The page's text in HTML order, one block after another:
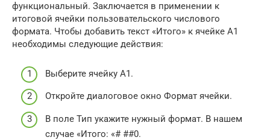
функциональный. Заключается в применении к
итоговой ячейки пользовательского числового
формата. Чтобы добавить текст «Итого» к ячейке A1
необходимы следующие действия:
Выберите ячейку A1.
Откройте диалоговое окно Формат ячейки.
В поле Тип укажите нужный формат. В нашем
случае «Итого: «# ##0.